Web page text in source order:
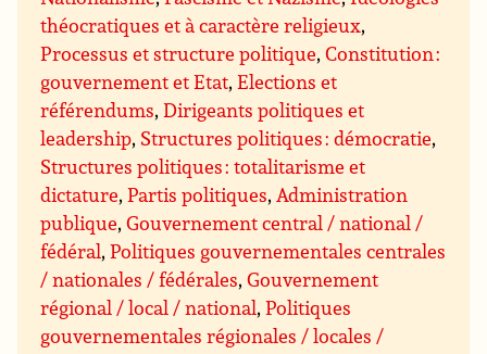
théocratiques et à caractère religieux,
Processus et structure politique,Constitution :
gouvernement et Etat,Elections et
référendums,Dirigeants politiques et
leadership, Structures politiques : démocratie,
Structures politiques : totalitarisme et
dictature,Partis politiques,Administration
publique,Gouvernement central / national /
fédéral,Politiques gouvernementales centrales
/ nationales / fédérales,Gouvernement
régional / local / national,Politiques
gouvernementales régionales / locales /